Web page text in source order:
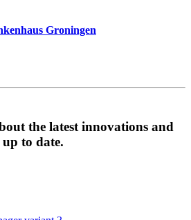
Groningen
the latest innovations and
to date.